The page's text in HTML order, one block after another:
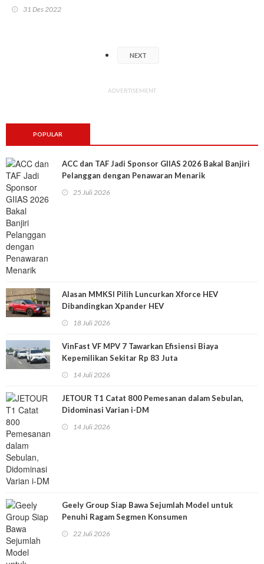
31 Des 2022
NEXT
ADVERTISEMENT
POPULAR
ACC dan TAF Jadi Sponsor GIIAS 2026 Bakal Banjiri
Pelanggan dengan Penawaran Menarik
25 Juli 2026
Alasan MMKSI Pilih Luncurkan Xforce HEV
Dibandingkan Xpander HEV
18 Juli 2026
VinFast VF MPV 7 Tawarkan Efisiensi Biaya
Kepemilikan Sekitar Rp 83 Juta
14 Juli 2026
JETOUR T1 Catat 800 Pemesanan dalam Sebulan,
Didominasi Varian i-DM
14 Juli 2026
Geely Group Siap Bawa Sejumlah Model untuk
Penuhi Ragam Segmen Konsumen
22 Juli 2026